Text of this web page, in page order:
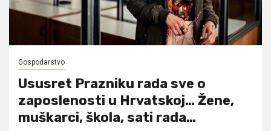
Gospodarstvo
Ususret Prazniku rada sve o
zaposlenosti u Hrvatskoj… Žene,
muškarci, škola, sati rada…